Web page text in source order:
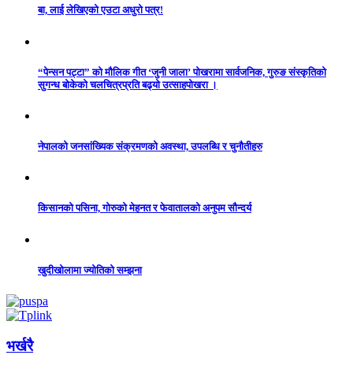
बा, लाई लेखिएको एउटा अधुरो पत्र!
“पेन्सन पट्टा” को मौलिक गीत ‘जुनी जाला’ पोखरामा सार्वजनिक, गुरुङ संस्कृतिको
सुगन्ध बोकेको चलचित्रप्रति बढ्यो उत्साहपोखरा ।
नेपालको जनसांख्यिक संक्रमणको अवस्था, उपलब्धि र चुनौतीहरु
किसानको पसिना, गोरुको मेहनत र फेवातालको अनुपम सौन्दर्य
खुदीखोलामा ज्योतिको सम्झना
भर्खरै